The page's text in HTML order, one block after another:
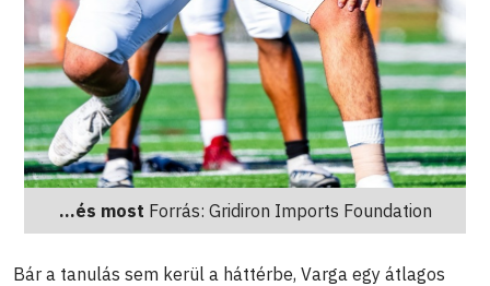
...és most Forrás: Gridiron Imports Foundation
Bár a tanulás sem kerül a háttérbe, Varga egy átlagos